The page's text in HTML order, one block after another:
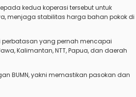
kedua koperasi tersebut untuk
menjaga stabilitas harga bahan pokok di
perbatasan yang pernah mencapai
Kalimantan, NTT, Papua, dan daerah
BUMN, yakni memastikan pasokan dan